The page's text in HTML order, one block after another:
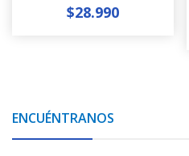
$28.990
ENCUÉNTRANOS